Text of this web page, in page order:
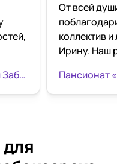
Дом «Красногорский» сети Забота и Уход
От всей
коллектив
Ирину. Наш
настоящий
Пансионат
для